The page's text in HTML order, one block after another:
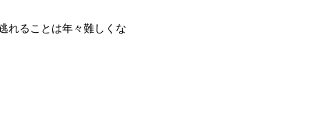
れることは年々難しくな